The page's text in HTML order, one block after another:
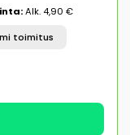
Alk. 4,90 €
toimitus